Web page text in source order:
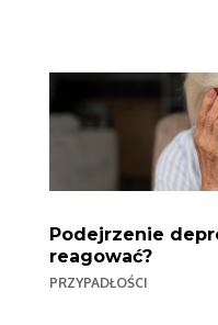
Podejrzenie
reagować?
PRZYPADŁOŚCI